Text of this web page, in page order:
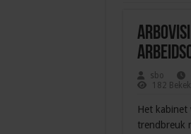
sbo
182
Het kabinet
trendbreuk